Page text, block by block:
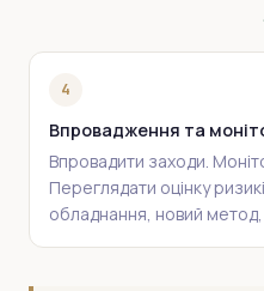
4
Впровадження та
Впровадити заходи.
Переглядати оцінку
обладнання, новий